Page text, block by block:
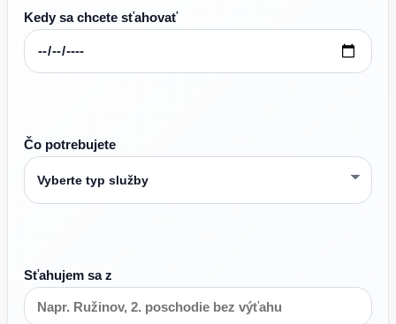
Kedy sa chcete sťahovať
Čo potrebujete
Sťahujem sa z